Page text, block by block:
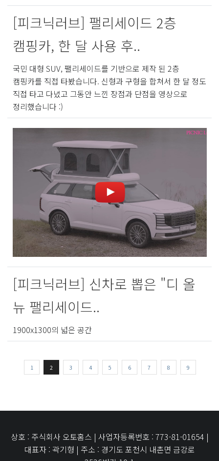
[피크닉러브] 팰리세이드 2층
캠핑카, 한 달 사용 후..
국민 대형 SUV, 팰리세이드를 기반으로 제작 된 2층
캠핑카를 직접 타봤습니다. 신형과 구형을 합쳐서 한 달 정도
직접 타고 다녔고 그동안 느낀 장점과 단점을 영상으로
정리했습니다 :)
[피크닉러브] 신차로 뽑은 "디 올
뉴 팰리세이드..
1900x1300의 넓은 공간
1 2 3 4 5 6 7 8 9
상호 : 주식회사 오토홈스 | 사업자등록번호 : 773-81-01654 |
대표자 : 곽기형 | 주소 : 경기도 포천시 내촌면 금강로